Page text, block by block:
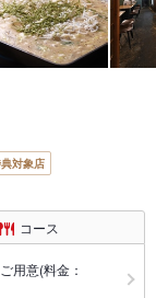
対象店
コース
用意(料金：